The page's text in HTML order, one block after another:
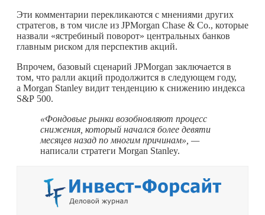
Эти комментарии перекликаются с мнениями других
стратегов, в том числе из JPMorgan Chase & Co., которые
назвали «ястребиный поворот» центральных банков
главным риском для перспектив акций.
Впрочем, базовый сценарий JPMorgan заключается в
том, что ралли акций продолжится в следующем году,
а Morgan Stanley видит тенденцию к снижению индекса
S&P 500.
«Фондовые рынки возобновляют процесс
снижения, который начался более девяти
месяцев назад по многим причинам», —
написали стратеги Morgan Stanley.